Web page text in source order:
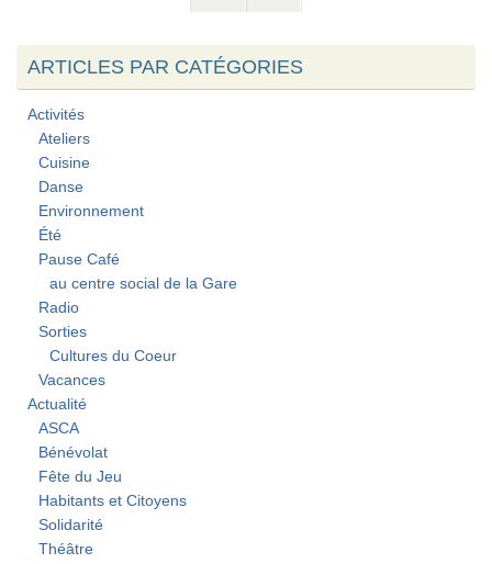
ARTICLES PAR CATÉGORIES
Activités
Ateliers
Cuisine
Danse
Environnement
Été
Pause Café
au centre social de la Gare
Radio
Sorties
Cultures du Coeur
Vacances
Actualité
ASCA
Bénévolat
Fête du Jeu
Habitants et Citoyens
Solidarité
Théâtre